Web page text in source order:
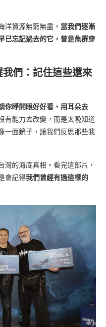
洋資源無窮無盡。 當我們逐漸
已忘記過去的它，曾是魚群穿
們：記住這些還來
你睜開眼好好看、用耳朵去
有能力去改變，而是太晚知道
一面鏡子，讓我們反思那些我
灣的海底真相。看完這部片，
會記得我們曾經有過這樣的